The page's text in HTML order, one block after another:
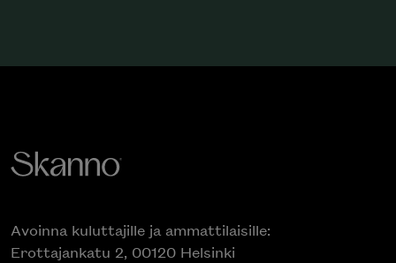
Avoinna kuluttajille ja ammattilaisille:
Erottajankatu 2, 00120 Helsinki